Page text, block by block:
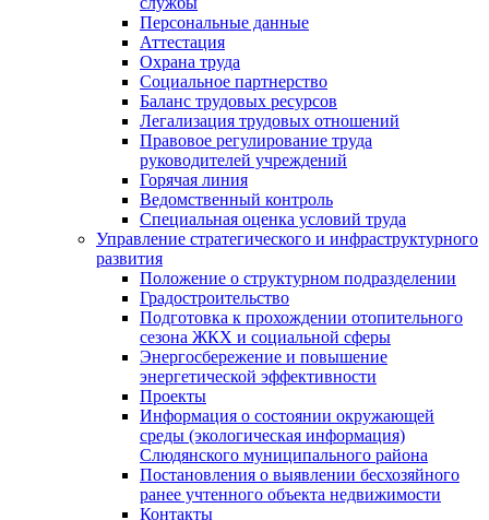
Персональные данные
Аттестация
Охрана труда
Социальное партнерство
Баланс трудовых ресурсов
Легализация трудовых отношений
Правовое регулирование труда
руководителей учреждений
Горячая линия
Ведомственный контроль
Специальная оценка условий труда
Управление стратегического и инфраструктурного
развития
Положение о структурном подразделении
Градостроительство
Подготовка к прохождении отопительного
сезона ЖКХ и социальной сферы
Энергосбережение и повышение
энергетической эффективности
Проекты
Информация о состоянии окружающей
среды (экологическая информация)
Слюдянского муниципального района
Постановления о выявлении бесхозяйного
ранее учтенного объекта недвижимости
Контакты